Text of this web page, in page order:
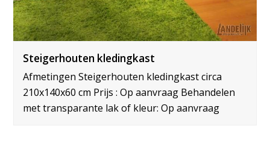
Steigerhouten kledingkast
Afmetingen Steigerhouten kledingkast circa
210x140x60 cm Prijs : Op aanvraag Behandelen
met transparante lak of kleur: Op aanvraag